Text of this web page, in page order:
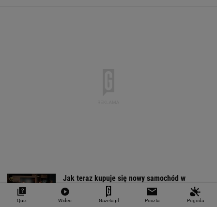
Jak teraz kupuje się nowy samochód w
Polsce? Rozmawiamy z ekspertem
MATERIAŁ PROMOCYJNY
Quiz Wideo Gazeta.pl Poczta Pogoda